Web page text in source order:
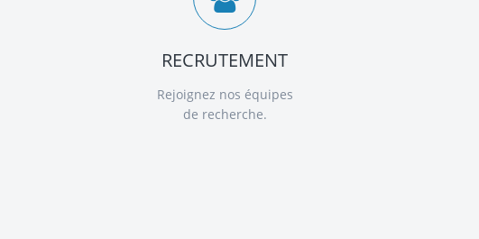
RECRUTEMENT
Rejoignez nos équipes
de recherche.